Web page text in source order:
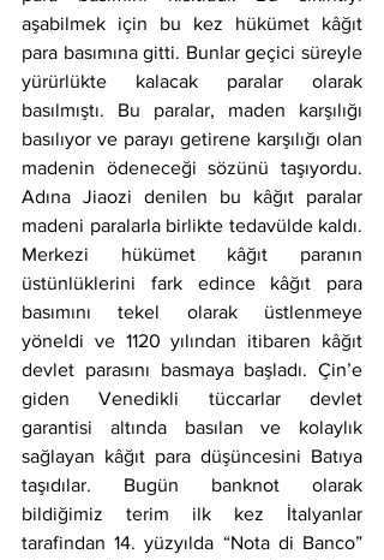
aşabilmek için bu kez hükümet kâğıt
para basımına gitti. Bunlar geçici süreyle
yürürlükte kalacak paralar olarak
basılmıştı. Bu paralar, maden karşılığı
basılıyor ve parayı getirene karşılığı olan
madenin ödeneceği sözünü taşıyordu.
Adına Jiaozi denilen bu kâğıt paralar
madeni paralarla birlikte tedavülde kaldı.
Merkezi hükümet kâğıt paranın
üstünlüklerini fark edince kâğıt para
basımını tekel olarak üstlenmeye
yöneldi ve 1120 yılından itibaren kâğıt
devlet parasını basmaya başladı. Çin’e
giden Venedikli tüccarlar devlet
garantisi altında basılan ve kolaylık
sağlayan kâğıt para düşüncesini Batıya
taşıdılar. Bugün banknot olarak
bildiğimiz terim ilk kez İtalyanlar
tarafindan 14. yüzyılda “Nota di Banco”